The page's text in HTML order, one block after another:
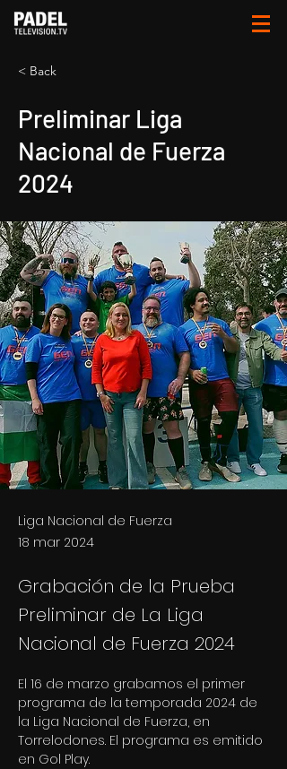
< Back
Preliminar Liga
Nacional de Fuerza
2024
Liga Nacional de Fuerza
18 mar 2024
Grabación de la Prueba
Preliminar de La Liga
Nacional de Fuerza 2024
El 16 de marzo grabamos el primer
programa de la temporada 2024 de
la Liga Nacional de Fuerza, en
Torrelodones. El programa es emitido
en Gol Play.